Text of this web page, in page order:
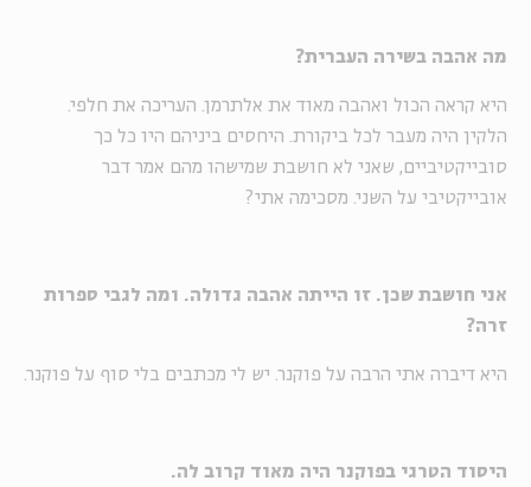
מה אהבה בשירה העברית?
היא קראה הכול ואהבה מאוד את אלתרמן. העריכה את חלפי.
הלקין היה מעבר לכל ביקורת. היחסים ביניהם היו כל כך
סובייקטיביים, שאני לא חושבת שמישהו מהם אמר דבר
אובייקטיבי על השני. מסכימה אתי?
אני חושבת שכן. זו הייתה אהבה גדולה. ומה לגבי ספרות
זרה?
היא דיברה אתי הרבה על פוקנר. יש לי מכתבים בלי סוף על פוקנר.
היסוד הטרגי בפוקנר היה מאוד קרוב לה.